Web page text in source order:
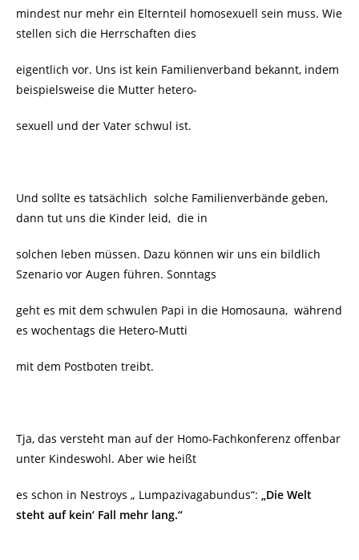
mindest nur mehr ein Elternteil homosexuell sein muss. Wie
stellen sich die Herrschaften dies
eigentlich vor. Uns ist kein Familienverband bekannt, indem
beispielsweise die Mutter hetero-
sexuell und der Vater schwul ist.
Und sollte es tatsächlich solche Familienverbände geben,
dann tut uns die Kinder leid, die in
solchen leben müssen. Dazu können wir uns ein bildlich
Szenario vor Augen führen. Sonntags
geht es mit dem schwulen Papi in die Homosauna, während
es wochentags die Hetero-Mutti
mit dem Postboten treibt.
Tja, das versteht man auf der Homo-Fachkonferenz offenbar
unter Kindeswohl. Aber wie heißt
es schon in Nestroys „ Lumpazivagabundus“:
„Die Welt
steht auf kein‘ Fall mehr lang.“